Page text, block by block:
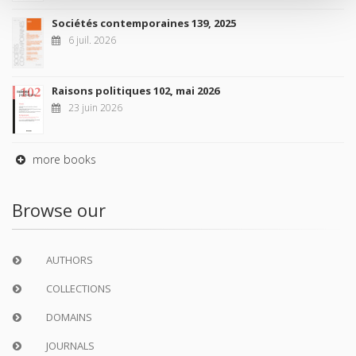
Sociétés contemporaines 139, 2025
6 juil. 2026
Raisons politiques 102, mai 2026
23 juin 2026
more books
Browse our
AUTHORS
COLLECTIONS
DOMAINS
JOURNALS